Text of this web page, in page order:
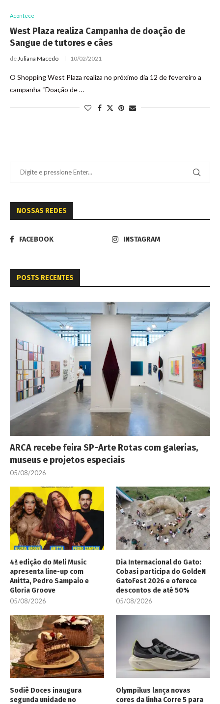
Acontece
West Plaza realiza Campanha de doação de
Sangue de tutores e cães
deJuliana Macedo 10/02/2021
O Shopping West Plaza realiza no próximo dia 12 de fevereiro a
campanha “Doação de …
NOSSAS REDES
FACEBOOK INSTAGRAM
POSTS RECENTES
ARCA recebe feira SP-Arte Rotas com galerias,
museus e projetos especiais
05/08/2026
4ª edição do Meli Music
apresenta line-up com
Anitta, Pedro Sampaio e
Gloria Groove
05/08/2026
Dia Internacional do Gato:
Cobasi participa do GoldeN
GatoFest 2026 e oferece
descontos de até 50%
05/08/2026
Sodiê Doces inaugura
segunda unidade no
Olympikus lança novas
cores da linha Corre 5 para